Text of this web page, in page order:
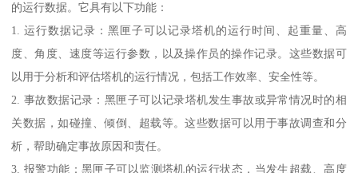
的运行数据。它具有以下功能：
1. 运行数据记录：黑匣子可以记录塔机的运行时间、起重量、高
度、角度、速度等运行参数，以及操作员的操作记录。这些数据可
以用于分析和评估塔机的运行情况，包括工作效率、安全性等。
2. 事故数据记录：黑匣子可以记录塔机发生事故或异常情况时的相
关数据，如碰撞、倾倒、超载等。这些数据可以用于事故调查和分
析，帮助确定事故原因和责任。
3. 报警功能：黑匣子可以监测塔机的运行状态，当发生超载、高度